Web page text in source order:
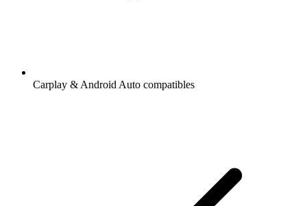
Carplay & Android Auto compatibles